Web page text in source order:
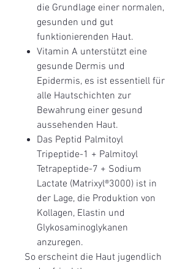
die Grundlage einer normalen,
gesunden und gut
funktionierenden Haut.
Vitamin A unterstützt eine
gesunde Dermis und
Epidermis, es ist essentiell für
alle Hautschichten zur
Bewahrung einer gesund
aussehenden Haut.
Das Peptid Palmitoyl
Tripeptide-1 + Palmitoyl
Tetrapeptide-7 + Sodium
Lactate (Matrixyl®3000) ist in
der Lage, die Produktion von
Kollagen, Elastin und
Glykosaminoglykanen
anzuregen.
So erscheint die Haut jugendlich